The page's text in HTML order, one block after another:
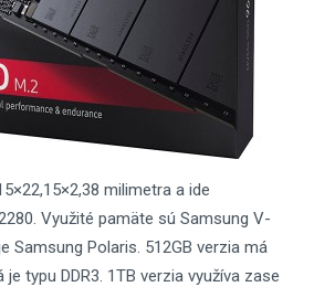
milimetra a ide
Využité pamäte sú Samsung V-
Samsung Polaris. 512GB verzia má
typu DDR3. 1TB verzia využíva zase